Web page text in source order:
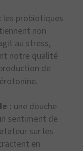
: les probiotiques
non
au stress,
notre qualité
de
: une douche
sentiment de
sur les
en